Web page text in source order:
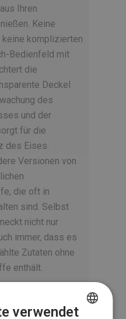
Ihren
Keine
keine komplizierten
Bedienfeld mit
die
Deckel
des
und der
für die
des Eises.
Versionen von
die oft in
sind. Selbst
nicht nur
immer, dass es
Zutaten ohne
enthält.
verwendet